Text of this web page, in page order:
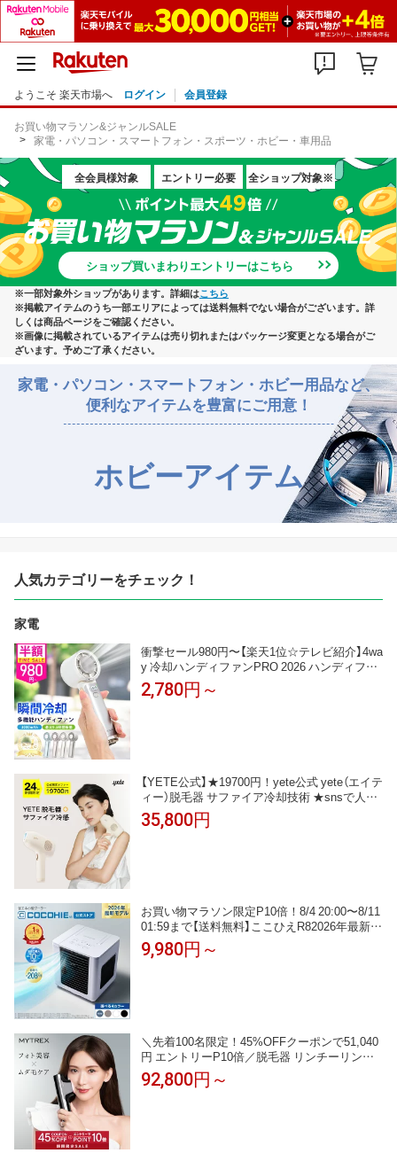
ようこそ 楽天市場へ ログイン 会員登録
お買い物マラソン&ジャンルSALE
家電・パソコン・スマートフォン・スポーツ・ホビー・車用品
全会員様対象 エントリー必要 全ショップ対象※
ショップ買いまわりエントリーはこちら
※一部対象外ショップがあります。詳細はこちら
※掲載アイテムのうち一部エリアによっては送料無料でない場合がございます。詳
しくは商品ページをご確認ください。
※画像に掲載されているアイテムは売り切れまたはパッケージ変更となる場合がご
ざいます。予めご了承ください。
家電・パソコン・スマートフォン・ホビー用品など、
便利なアイテムを豊富にご用意！
ホビーアイテム
人気カテゴリーをチェック！
家電
衝撃セール980円〜【楽天1位☆テレビ紹介】4wa
y 冷却ハンディファンPRO 2026 ハンディファ
ン 冷却プレート 扇風機 シシベラ ハンディファ
ン 静音 軽量 強風 小型 冷却モード 充電式 冷却
2,780円～
【YETE公式】★19700円！yete公式 yete（エイテ
ィー）脱毛器 サファイア冷却技術 ★snsで人気
★男女兼用 VIO対応 無痛脱毛 無限照射回数 ヒ
ゲ脱毛 脱毛機 シェーバー プロムダ毛処理 脱毛
35,800円
お買い物マラソン限定P10倍！8/4 20:00〜8/11
01:59まで【送料無料】ここひえR82026年最新モ
デル 正規品 ショップジャパン公式 卓上扇風機
パーソナルクーラー 冷風扇 冷風機 卓上クーラ
9,980円～
＼先着100名限定！45%OFFクーポンで51,040
円 エントリーP10倍／脱毛器 リンチーリン愛
用 MYTREX MiRAY ムダ毛ケア IPL DPL 美肌
ケア サロン級 フラッシュ式 脱毛機 家庭用 光
92,800円～